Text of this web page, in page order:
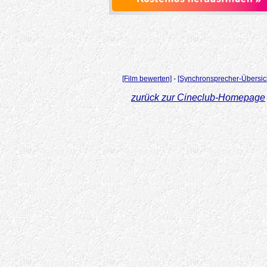
[Film bewerten] - [Synchronsprecher-
zurück zur Cineclub-Homepage